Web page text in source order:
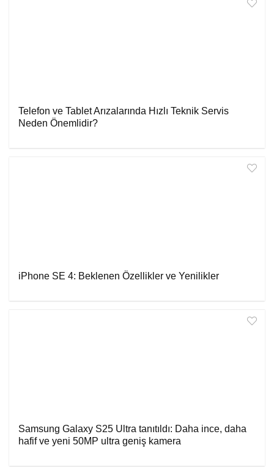
Telefon ve Tablet Arızalarında Hızlı Teknik Servis
Neden Önemlidir?
iPhone SE 4: Beklenen Özellikler ve Yenilikler
Samsung Galaxy S25 Ultra tanıtıldı: Daha ince, daha
hafif ve yeni 50MP ultra geniş kamera